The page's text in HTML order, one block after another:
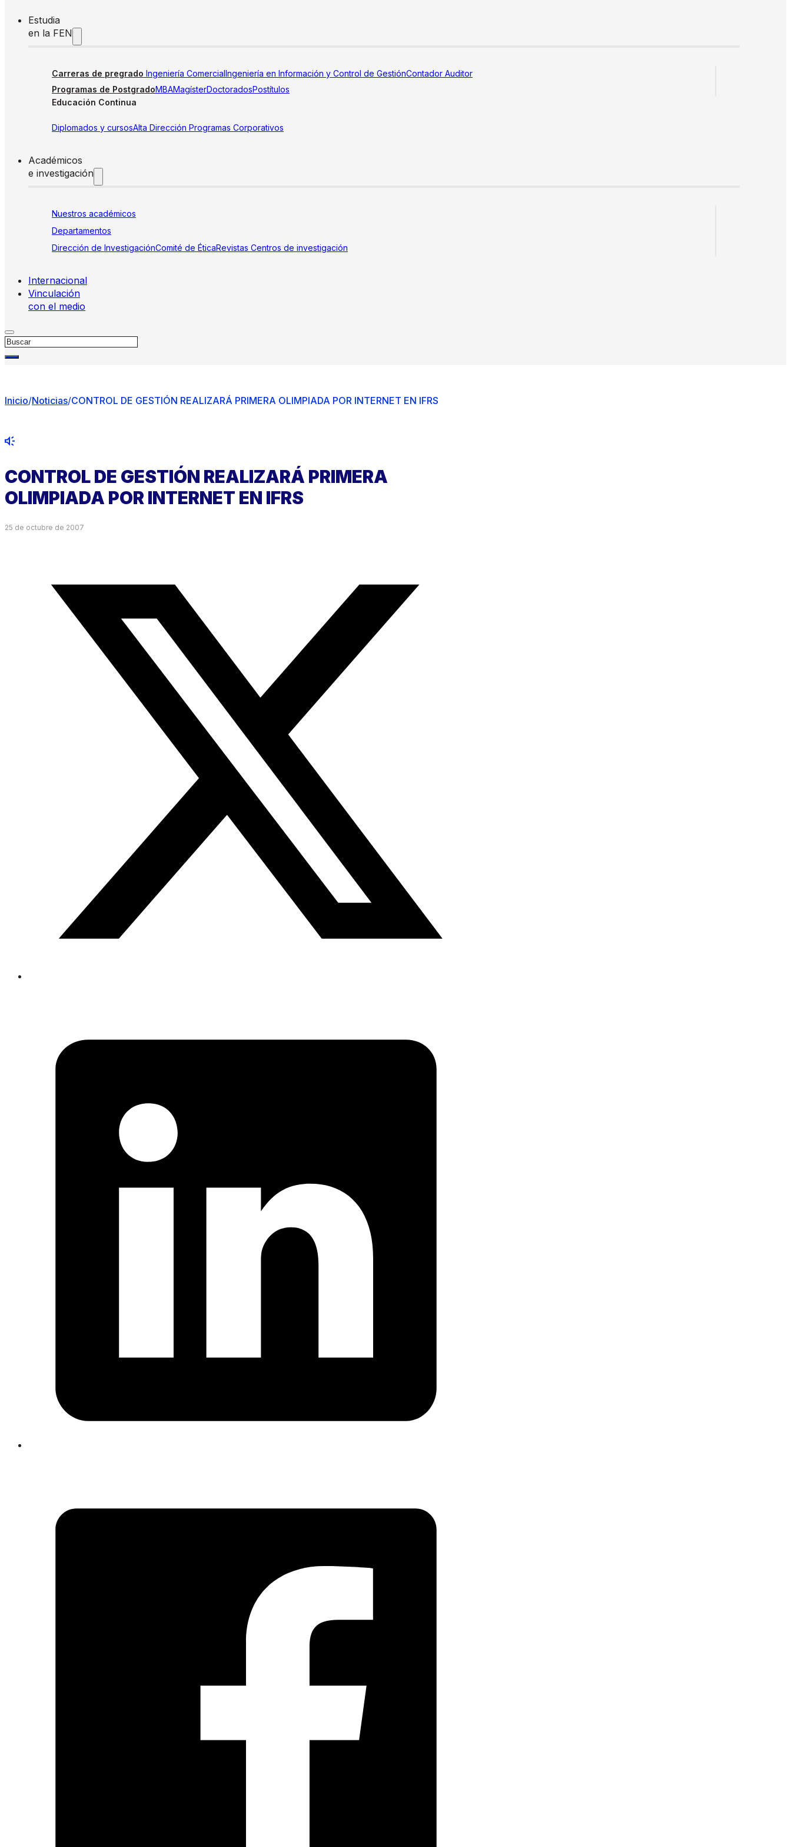
Estudia
en la FEN
Carreras de pregrado Ingeniería ComercialIngeniería en Información y Control de GestiónContador Auditor
Programas de PostgradoMBAMagísterDoctoradosPostítulos
Educación Continua
Diplomados y cursosAlta Dirección Programas Corporativos
Académicos
e investigación
Nuestros académicos
Departamentos
Dirección de InvestigaciónComité de ÉticaRevistas Centros de investigación
Internacional
Vinculación
con el medio
Buscar
Inicio/Noticias/CONTROL DE GESTIÓN REALIZARÁ PRIMERA OLIMPIADA POR INTERNET EN IFRS
CONTROL DE GESTIÓN REALIZARÁ PRIMERA
OLIMPIADA POR INTERNET EN IFRS
25 de octubre de 2007